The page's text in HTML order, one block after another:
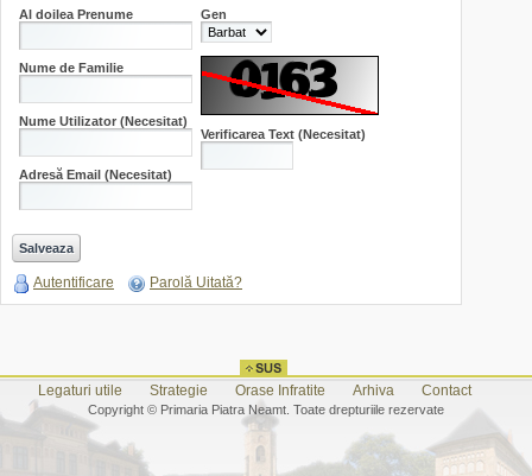
Al doilea Prenume
Nume de Familie
Nume Utilizator (Necesitat)
Adresă Email (Necesitat)
Gen
Verificarea Text (Necesitat)
Autentificare Parolă Uitată?
Legaturi utile Strategie Orase Infratite Arhiva Contact
Copyright © Primaria Piatra Neamt. Toate drepturiile rezervate